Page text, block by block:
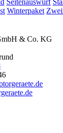
Seitenauswurf
Winterpaket
& Co. KG